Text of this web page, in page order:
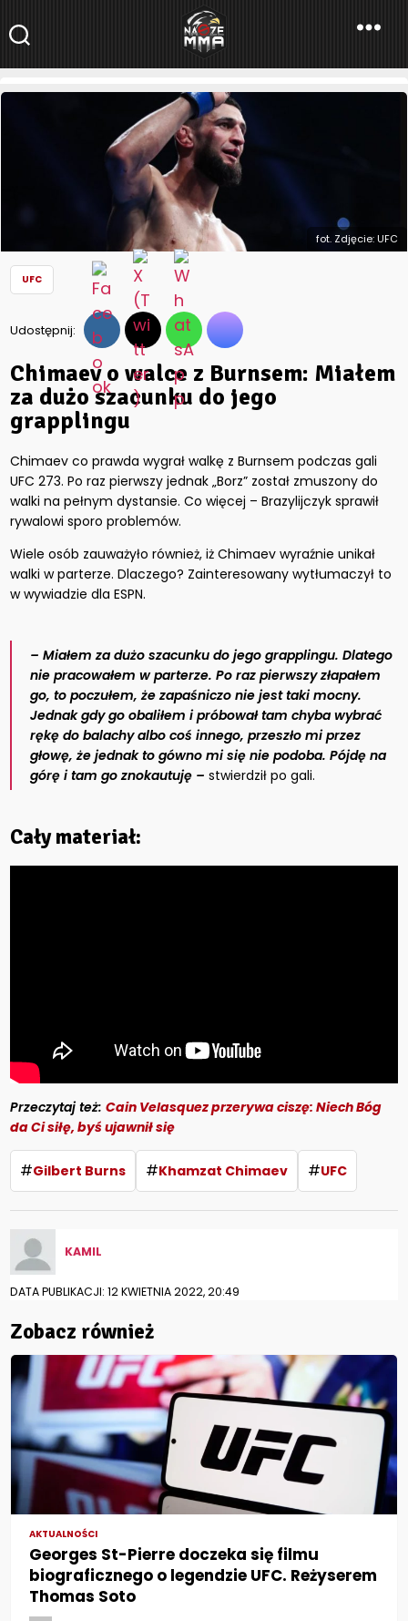
NaszeMMA
NaszeMMA.pl»Aktualności»Świat»UFC»Chimaev o walce z
Burnsem: Miałem za dużo szacunku do jego grapplingu
fot. Zdjęcie: UFC
UFC
Udostępnij:
Chimaev o walce z Burnsem: Miałem
za dużo szacunku do jego
grapplingu
Chimaev co prawda wygrał walkę z Burnsem podczas gali
UFC 273. Po raz pierwszy jednak „Borz” został zmuszony do
walki na pełnym dystansie. Co więcej – Brazylijczyk sprawił
rywalowi sporo problemów.
Wiele osób zauważyło również, iż Chimaev wyraźnie unikał
walki w parterze. Dlaczego? Zainteresowany wytłumaczył to
w wywiadzie dla ESPN.
– Miałem za dużo szacunku do jego grapplingu. Dlatego
nie pracowałem w parterze. Po raz pierwszy złapałem
go, to poczułem, że zapaśniczo nie jest taki mocny.
Jednak gdy go obaliłem i próbował tam chyba wybrać
rękę do balachy albo coś innego, przeszło mi przez
głowę, że jednak to gówno mi się nie podoba. Pójdę na
górę i tam go znokautuję –stwierdził po gali.
Cały materiał:
Przeczytaj też:Cain Velasquez przerywa ciszę: Niech Bóg
da Ci siłę, byś ujawnił się
#Gilbert Burns #Khamzat Chimaev #UFC
KAMIL
DATA PUBLIKACJI: 12 KWIETNIA 2022, 20:49
Zobacz również
AKTUALNOŚCI
Georges St-Pierre doczeka się filmu
biograficznego o legendzie UFC. Reżyserem
Thomas Soto